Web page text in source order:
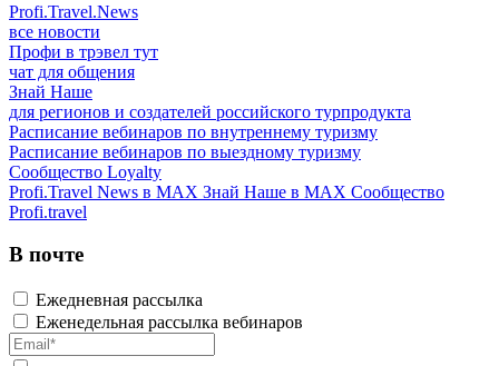
Profi.Travel.News
все новости
Профи в трэвел тут
чат для общения
Знай Наше
для регионов и создателей российского турпродукта
Расписание вебинаров по внутреннему туризму
Расписание вебинаров по выездному туризму
Сообщество Loyalty
Profi.Travel News в MAX Знай Наше в MAX Сообщество
Profi.travel
В почте
Ежедневная рассылка
Еженедельная рассылка вебинаров